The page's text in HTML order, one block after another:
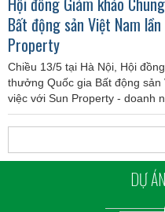
Bất động sản Việt Nam
Property
Chiều 13/5 tại Hà Nội, Hội
thưởng Quốc gia Bất động
việc với Sun Property - doanh
DỰ